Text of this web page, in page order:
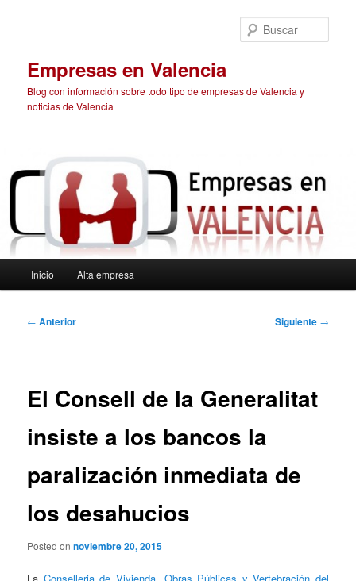
Empresas en Valencia
Blog con información sobre todo tipo de empresas de Valencia y
noticias de Valencia
principal
Inicio Alta empresa
Navegación
← Anterior Siguiente →
El Consell de la Generalitat
insiste a los bancos la
paralización inmediata de
los desahucios
Posted onnoviembre 20, 2015